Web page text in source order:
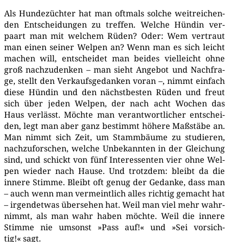
Als Hun­de­züch­ter hat man oft­mals sol­che weit­rei­chen­
den Ent­schei­dun­gen zu tref­fen. Wel­che Hün­din ver­
paart man mit wel­chem Rüden? Oder: Wem ver­traut
man einen sei­ner Wel­pen an? Wenn man es sich leicht
machen will, ent­schei­det man bei­des viel­leicht ohne
groß nach­zu­den­ken – man sieht Ange­bot und Nach­fra­
ge, stellt den Ver­kaufs­ge­dan­ken vor­an –, nimmt ein­fach
die­se Hün­din und den nächst­bes­ten Rüden und freut
sich über jeden Wel­pen, der nach acht Wochen das
Haus ver­lässt. Möch­te man ver­ant­wort­li­cher ent­schei­
den, legt man aber ganz bestimmt höhe­re Maß­stä­be an.
Man nimmt sich Zeit, um Stamm­bäu­me zu stu­die­ren,
nach­zu­for­schen, wel­che Unbe­kann­ten in der Glei­chung
sind, und schickt von fünf Inter­es­sen­ten vier ohne Wel­
pen wie­der nach Hau­se. Und trotz­dem: bleibt da die
inne­re Stim­me. Bleibt oft genug der Gedan­ke, dass man
– auch wenn man ver­meint­lich alles rich­tig gemacht hat
– irgend­et­was über­se­hen hat. Weil man viel mehr wahr­
nimmt, als man wahr haben möch­te. Weil die inne­re
Stim­me nie umsonst »Pass auf!« und »Sei vor­sich­
tig!« sagt.